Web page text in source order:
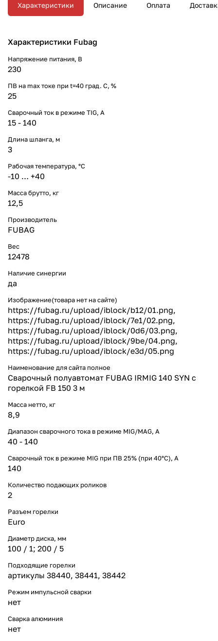
Характеристики Описание Оплата
Характеристики Fubag
Напряжение питания, В
230
ПВ на max токе при t=40 град. С, %
25
Сварочный ток в режиме TIG, А
15 - 140
Длина шланга, м
3
Рабочая температура, °C
-10 … +40
Масса брутто, кг
12,5
Производитель
FUBAG
Вес
12478
Наличие синергии
да
Изображение(товара нет на сайте)
https://fubag.ru/upload/iblock/b12/01.png,
https://fubag.ru/upload/iblock/7e1/02.png,
https://fubag.ru/upload/iblock/0d6/03.png,
https://fubag.ru/upload/iblock/9be/04.png,
https://fubag.ru/upload/iblock/e3d/05.png
Наименование для сайта полное
Сварочный полуавтомат FUBAG IRMIG 140 SYN с
горелкой FB 150 3 м
Масса нетто, кг
8,9
Диапазон сварочного тока в режиме MIG/MAG, A
40 - 140
Сварочный ток в режиме MIG при ПВ 25% (при 40°С), А
140
Количество подающих роликов
2
Разъем горелки
Euro
Диаметр диска, мм
100 / 1; 200 / 5
Подходящие горелки
артикулы 38440, 38441, 38442
Режим импульсной сварки
нет
Сварка алюминия
нет